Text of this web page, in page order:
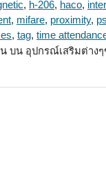
, h-206, haco,
, mifare, proximity,
, tag, time
บน อุปกรณ์เสริมต่าง